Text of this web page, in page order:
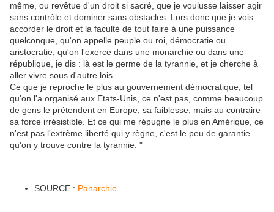
même, ou revêtue d'un droit si sacré, que je voulusse laisser agir
sans contrôle et dominer sans obstacles. Lors donc que je vois
accorder le droit et la faculté de tout faire à une puissance
quelconque, qu'on appelle peuple ou roi, démocratie ou
aristocratie, qu'on l'exerce dans une monarchie ou dans une
république, je dis : là est le germe de la tyrannie, et je cherche à
aller vivre sous d'autre lois.
Ce que je reproche le plus au gouvernement démocratique, tel
qu'on l'a organisé aux Etats-Unis, ce n'est pas, comme beaucoup
de gens le prétendent en Europe, sa faiblesse, mais au contraire
sa force irrésistible. Et ce qui me répugne le plus en Amérique, ce
n'est pas l'extrême liberté qui y règne, c'est le peu de garantie
qu'on y trouve contre la tyrannie. "
SOURCE : Panarchie